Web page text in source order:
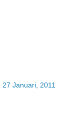
27 Januari, 2011